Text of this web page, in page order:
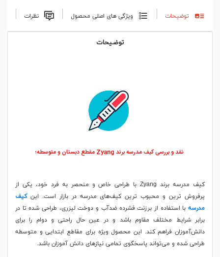
توضیحات ویژگی های اصلی محصول نظرات
توضیحات
نقد و بررسی کیف مدرسه برند Zyang مقطع دبستان و متوسطه؛
کیف مدرسه برند Zyang با طراحی خاص و منحصر به فرد خود، یکی از
پرفروش‌ ترین و محبوب‌ ترین کیف‌های مدرسه در بازار است. این کیف
مدرسهبا استفاده از برزنت فشرده ضدآب و دوخت لیزری، طراحی شده تا در
برابر شرایط مختلف مقاوم باشد و در عین حال راحتی و دوام را برای
دانش‌آموزان فراهم کند. این محصول ویژه برای مقاطع ابتدایی و متوسطه
طراحی شده و می‌تواند پاسخگوی تمامی نیازهای دانش‌ آموزان باشد.